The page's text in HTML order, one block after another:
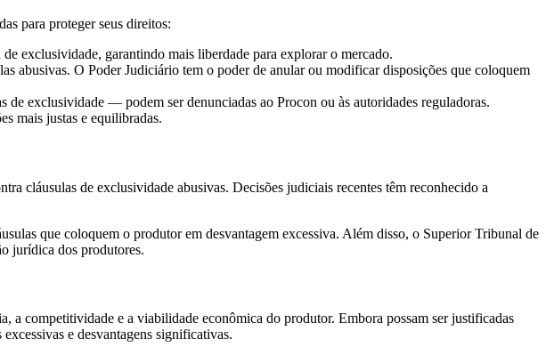
para proteger seus direitos:
exclusividade, garantindo mais liberdade para explorar o mercado.
abusivas. O Poder Judiciário tem o poder de anular ou modificar disposições que coloquem
de exclusividade — podem ser denunciadas ao Procon ou às autoridades reguladoras.
mais justas e equilibradas.
cláusulas de exclusividade abusivas. Decisões judiciais recentes têm reconhecido a
que coloquem o produtor em desvantagem excessiva. Além disso, o Superior Tribunal de
jurídica dos produtores.
a competitividade e a viabilidade econômica do produtor. Embora possam ser justificadas
e desvantagens significativas.